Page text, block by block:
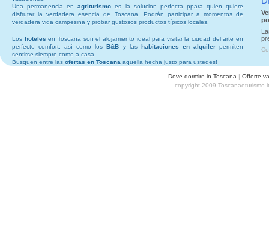
Una permanencia enagriturismo es la solucion perfecta ppara quien quiere
disfrutar la verdadera esencia de Toscana. Podrán participar a momentos de
verdadera vida campesina y probar gustosos productos típicos locales.
Los hoteles en Toscana son el alojamiento ideal para visitar la ciudad del arte en
perfecto comfort, así como losB&B y las habitaciones en alquilerpermiten
sentirse siempre como a casa.
Busquen entre las ofertas en Toscana aquella hecha justo para ustedes!
Dove dormire in Toscana | Offerte
copyright 2009